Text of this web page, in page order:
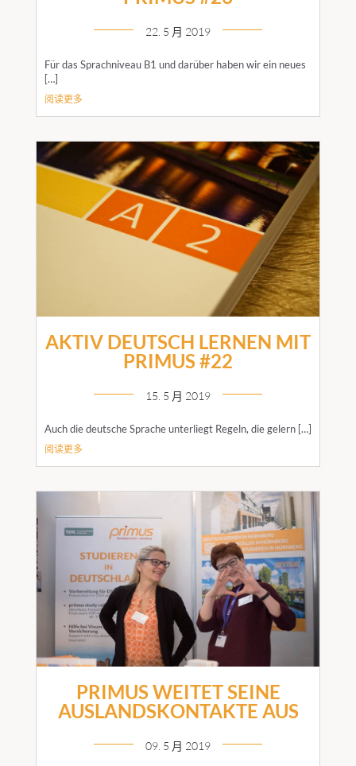
22. 5 月 2019
Für das Sprachniveau B1 und darüber haben wir ein neues
[…]
阅读更多
AKTIV DEUTSCH LERNEN MIT
PRIMUS #22
15. 5 月 2019
Auch die deutsche Sprache unterliegt Regeln, die gelern […]
阅读更多
PRIMUS WEITET SEINE
AUSLANDSKONTAKTE AUS
09. 5 月 2019